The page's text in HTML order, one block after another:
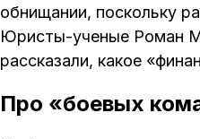
обнищании, поскольку
Юристы-ученые Роман
рассказали, какое
Про «боевых